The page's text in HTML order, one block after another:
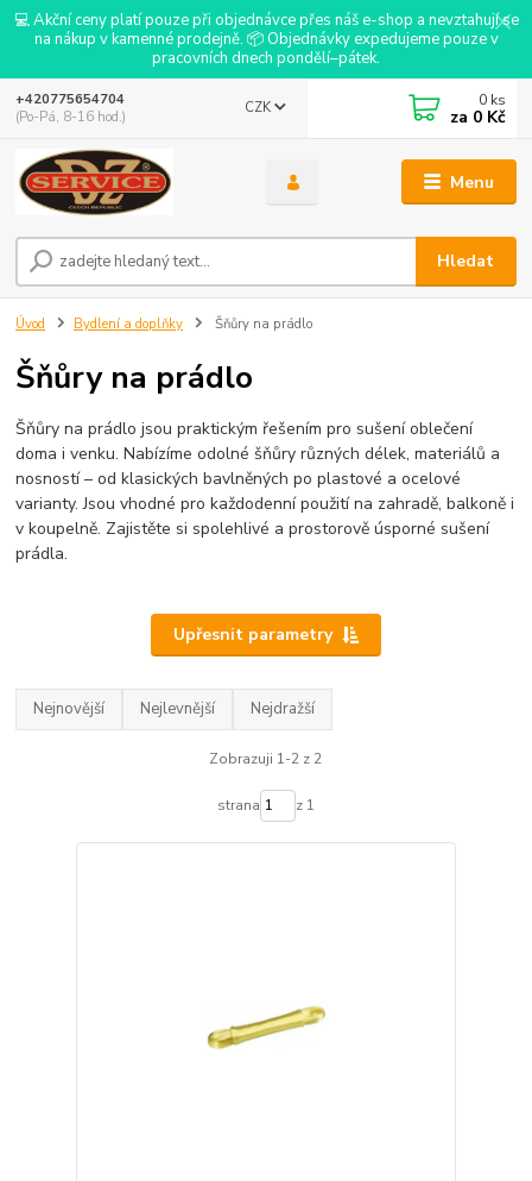
💻 Akční ceny platí pouze při objednávce přes náš e-shop a nevztahují se
na nákup v kamenné prodejně. 📦 Objednávky expedujeme pouze v
pracovních dnech pondělí–pátek.
Menu
CZK
Hledat
+420775654704
(Po-Pá, 8-16 hod.)
0 ks
za 0 Kč
Úvod Bydlení a doplňky Šňůry na prádlo
Šňůry na prádlo
Šňůry na prádlo jsou praktickým řešením pro sušení oblečení
doma i venku. Nabízíme odolné šňůry různých délek, materiálů a
nosností – od klasických bavlněných po plastové a ocelové
varianty. Jsou vhodné pro každodenní použití na zahradě, balkoně i
v koupelně. Zajistěte si spolehlivé a prostorově úsporné sušení
prádla.
Upřesnit parametry
Nejnovější Nejlevnější Nejdražší
Zobrazuji 1-2 z 2
strana z 1